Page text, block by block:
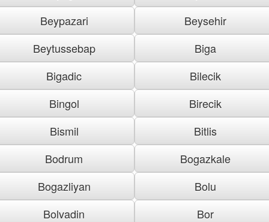
Beypazari
Beysehir
Beytussebap
Biga
Bigadic
Bilecik
Bingol
Birecik
Bismil
Bitlis
Bodrum
Bogazkale
Bogazliyan
Bolu
Bolvadin
Bor